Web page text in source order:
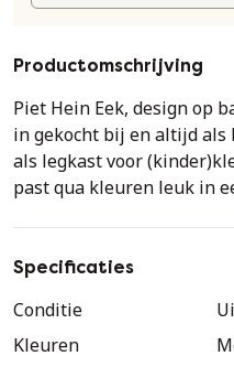
Productomschrijving
Piet Hein Eek, design op
in gekocht bij en altijd
als legkast voor
past qua kleuren leuk in
Specificaties
Conditie
Kleuren